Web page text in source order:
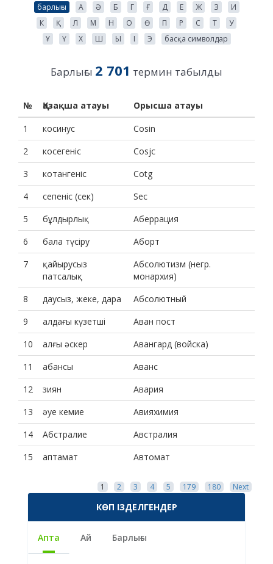
барлығы А Ә Б Г Ғ Д Е Ж З
И
К
Қ Л М Н О Ө П Р С Т
У
Ұ
Ү Х Ш Ы І Э басқа символдар
Барлығы 2 701 термин табылды
№ Қазақша атауы
Орысша атауы
1
косинус
Cosin
2
косегеніс
Cosjc
3
котангеніс
Cotg
4
сепеніс (сек)
Sec
5
бұлдырлық
Аберрация
6
бала түсіру
Аборт
7
қайырусыз
патсалық
Абсолютизм (негр.
монархия)
8
даусыз, жеке, дара
Абсолютный
9
алдағы күзетші
Аван пост
10
алғы әскер
Авангард (войска)
11
абансы
Аванс
12
зиян
Авария
13
әуе кемие
Авияхимия
14
Абстралие
Австралия
15
аптамат Автомат
1 2 3 4 5 179 180 Next
КӨП ІЗДЕЛГЕНДЕР
Апта Ай Барлығы